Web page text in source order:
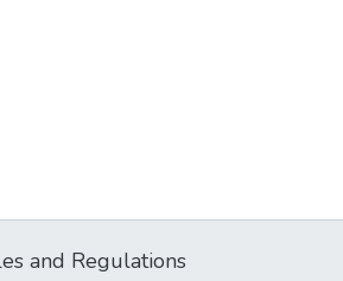
and Regulations